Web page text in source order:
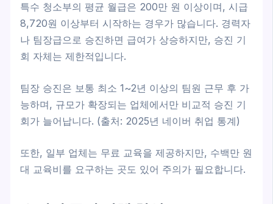
특수 청소부의 평균 월급은 200만 원 이상이며, 시급
8,720원 이상부터 시작하는 경우가 많습니다. 경력자
나 팀장급으로 승진하면 급여가 상승하지만, 승진 기
회 자체는 제한적입니다.
팀장 승진은 보통 최소 1~2년 이상의 팀원 근무 후 가
능하며, 규모가 확장되는 업체에서만 비교적 승진 기
회가 늘어납니다. (출처: 2025년 네이버 취업 통계)
또한, 일부 업체는 무료 교육을 제공하지만, 수백만 원
대 교육비를 요구하는 곳도 있어 주의가 필요합니다.